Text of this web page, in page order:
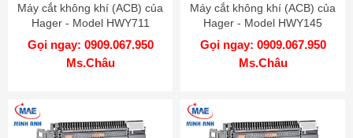
Máy cắt không khí (ACB) của
Hager - Model HWY711
Gọi ngay: 0909.067.950
Ms.Châu
Máy cắt không khí (ACB) của
Hager - Model HWY145
Gọi ngay: 0909.067.950
Ms.Châu